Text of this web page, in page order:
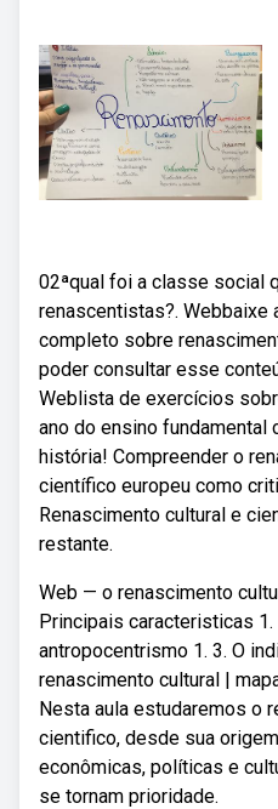
02ªqual foi a classe social
renascentistas?. Webbaixe
completo sobre
poder consultar esse
Weblista de exercícios
ano do ensino fundamental
história! Compreender o
científico europeu como
Renascimento cultural e
restante.
Web — o renascimento
Principais caracteristicas 1.
antropocentrismo 1. 3. O
renascimento cultural |
Nesta aula estudaremos o
cientifico, desde sua
econômicas, políticas e
se tornam prioridade.